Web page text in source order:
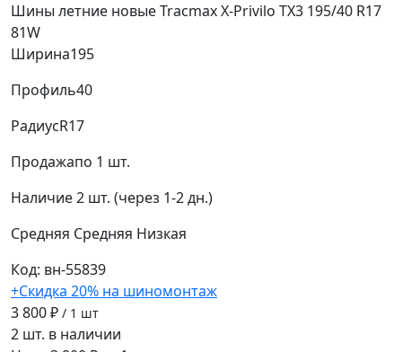
Шины летние новые Tracmax X-Privilo TX3 195/40 R17
81W
Ширина195
Профиль40
РадиусR17
Продажапо 1 шт.
Наличие2 шт. (через 1-2 дн.)
Средняя Средняя Низкая
Код: вн-55839
+Скидка 20% на шиномонтаж
3 800 ₽ / 1 шт
2 шт. в наличии